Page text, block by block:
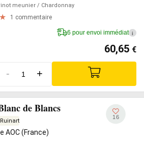
meunier / Chardonnay
1 commentaire
6 pour envoi immédiat i
60,65 €
- +
de Blancs
AOC (France)
16